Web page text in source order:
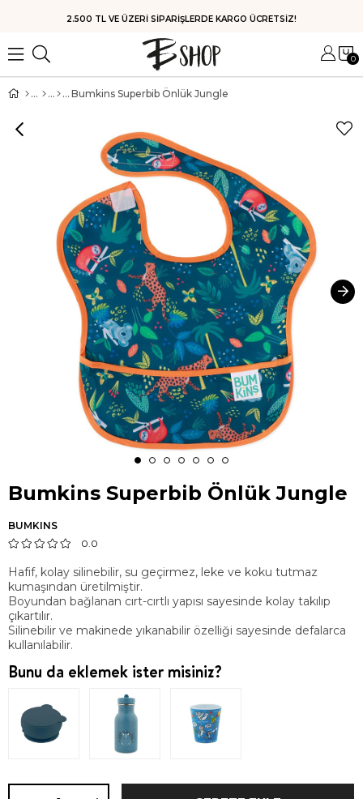
HIZLI KARGO
0
Bumkins Superbib Önlük Jungle
Bumkins Superbib Önlük Jungle
BUMKINS
0.0
Hafif, kolay silinebilir, su geçirmez, leke ve koku tutmaz
kumaşından üretilmiştir.
Boyundan bağlanan cırt-cırtlı yapısı sayesinde kolay takılıp
çıkartılır.
Silinebilir ve makinede yıkanabilir özelliği sayesinde defalarca
kullanılabilir.
Bunu da eklemek ister misiniz?